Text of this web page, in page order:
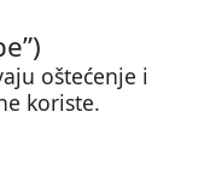
oštećenje i
koriste.